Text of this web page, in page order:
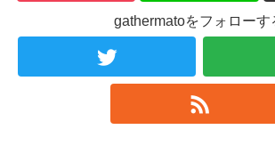
gathermatoをフォローす